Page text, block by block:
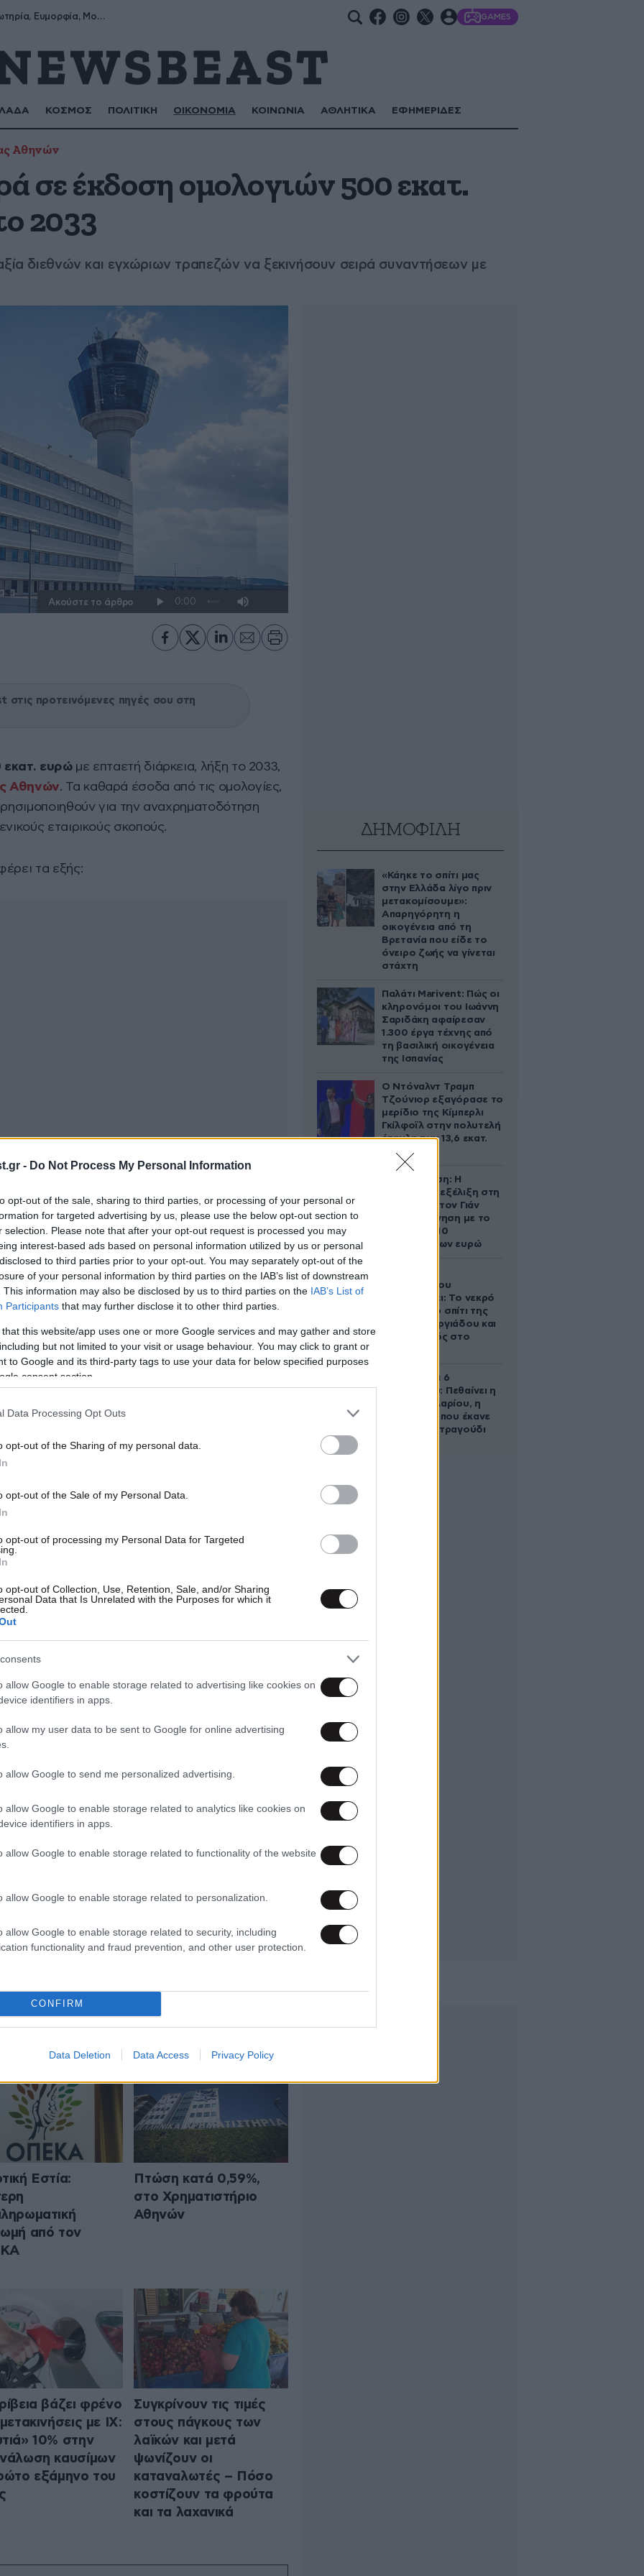
- Do Not Process My Personal Information
opt-out of the sale, sharing to third parties, or processing of your personal or
for targeted advertising by us, please use the below opt-out section to
selection. Please note that after your opt-out request is processed you may
interest-based ads based on personal information utilized by us or personal
to third parties prior to your opt-out. You may separately opt-out of the
of your personal information by third parties on the IAB’s list of downstream
This information may also be disclosed by us to third parties on the IAB’s List of
Participants that may further disclose it to other third parties.
that this website/app uses one or more Google services and may gather and store
but not limited to your visit or usage behaviour. You may click to grant or
to Google and its third-party tags to use your data for below specified purposes
consent section.
Data Processing Opt Outs
opt-out of the Sharing of my personal data.
opt-out of the Sale of my Personal Data.
opt-out of processing my Personal Data for Targeted
opt-out of Collection, Use, Retention, Sale, and/or Sharing
Data that Is Unrelated with the Purposes for which it
allow Google to enable storage related to advertising like cookies on
identifiers in apps.
allow my user data to be sent to Google for online advertising
allow Google to send me personalized advertising.
allow Google to enable storage related to analytics like cookies on
identifiers in apps.
allow Google to enable storage related to functionality of the website
allow Google to enable storage related to personalization.
allow Google to enable storage related to security, including
functionality and fraud prevention, and other user protection.
CONFIRM
Data Deletion Data Access Privacy Policy
Σωτήρης, Σωτηρία, Ευμορφία, Μορφούλα GAMES
ΚΟΣΜΟΣ ΠΟΛΙΤΙΚΗ ΟΙΚΟΝΟΜΙΑ ΚΟΙΝΩΝΙΑ ΑΘΛΗΤΙΚΑ ΕΦΗΜΕΡΙΔΕΣ
Αθηνών
σε έκδοση ομολογιών 500 εκατ.
2033
διεθνών και εγχώριων τραπεζών να ξεκινήσουν σειρά συναντήσεων με
Ακούστε το άρθρο
στις προτεινόμενες πηγές σου στη
εκατ. ευρώμε επταετή διάρκεια, λήξη το 2033,
Αθηνών. Τα καθαρά έσοδα από τις ομολογίες,
για την αναχρηματοδότηση
εταιρικούς σκοπούς.
τα εξής:
ΑΘΗΝΩΝ Α.Ε. (Ticker: ΔΑΑ:ATH) (η
δώσει εντολή στην Goldman Sachs Bank Europe
SE, ως Από Κοινού Γενικούς Συντονιστές
την AXIA Ventures Group Ltd, την BofA
Bank Aktiengesellschaft, την HSBC
SE και την Εθνική Τράπεζα της Ελλάδος Α.Ε.,
(Joint Bookrunners) να
συναντήσεων με επενδυτές που
οι οποίες συναντήσεις θα
2026, με σκοπό την ενδεχόμενη προσφορά,
(senior) ομολογιών, χωρίς εξασφαλίσεις, με
500.000.000 ευρώ, με επταετή διάρκεια (η
αναμένεται να ακολουθήσει, υπό την
Οι Ομολογίες αναμένεται να λάβουν
Ratings και Βaa2 από την Moody’s Investors
θα χρησιμοποιηθούν από την Εταιρεία για
δανεισμού και για γενικούς εταιρικούς
εκτός των Ηνωμένων Πολιτειών στο
με τον Νόμο περί Κινητών Αξιών των Η.Π.Α.
ΔΗΜΟΦΙΛΗ
«Κάηκε το σπίτι μας
στην Ελλάδα λίγο πριν
μετακομίσουμε»:
Απαρηγόρητη η
οικογένεια από τη
Βρετανία που είδε το
όνειρο ζωής να γίνεται
στάχτη
Παλάτι Marivent: Πώς οι
κληρονόμοι του Ιωάννη
Σαριδάκη αφαίρεσαν
1.300 έργα τέχνης από
τη βασιλική οικογένεια
της Ισπανίας
Ο Ντόναλντ Τραμπ
Τζούνιορ εξαγόρασε το
μερίδιο της Κίμπερλι
Γκίλφοϊλ στην πολυτελή
έπαυλη των 13,6 εκατ.
δολαρίων
Αθηνά Ωνάση: Η
απρόσμενη εξέλιξη στη
διαμάχη με τον Γιάν
Τοπς – Η κίνηση με το
άλογο των 10
εκατομμυρίων ευρώ
Τζώρτζογλου
αποκαλύπτει: Το νεκρό
έμβρυο στο σπίτι της
Μαρίας Γεωργιάδου και
ο εγκλεισμός στο
Σαν σήμερα 6
Αυγούστου: Πεθαίνει η
Ρίτα Σακελλαρίου, η
λαϊκή ντίβα που έκανε
τη ζωή της τραγούδι
ΟΙΚΟΝΟΜΙΑ
Εστία:
από τον
Πτώση κατά 0,59%,
στο Χρηματιστήριο
Αθηνών
βάζει φρένο
με ΙΧ:
10% στην
καυσίμων
εξάμηνο του
Συγκρίνουν τις τιμές
στους πάγκους των
λαϊκών και μετά
ψωνίζουν οι
καταναλωτές – Πόσο
κοστίζουν τα φρούτα
και τα λαχανικά